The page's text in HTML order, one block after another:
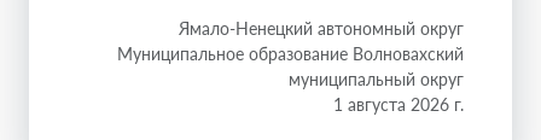
Ямало-Ненецкий автономный округ
Муниципальное образование Волновахский
муниципальный округ
1 августа 2026 г.